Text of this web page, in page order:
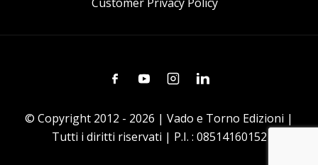
FacebookYoutubeInstagramLinkedin
© Copyright 2012 - 2026 | Vado e Torno Edizioni |
Tutti i diritti riservati | P.I. : 08514160152